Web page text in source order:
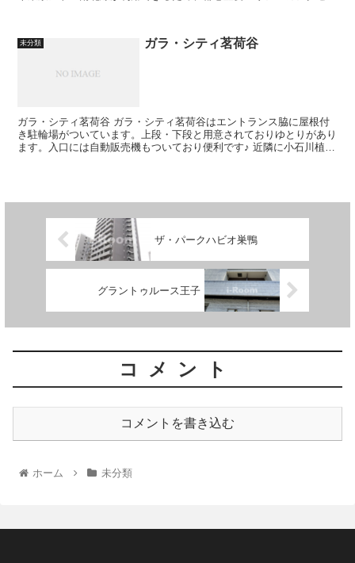
未分類 ガラ・シティ茗荷谷
ガラ・シティ茗荷谷 ガラ・シティ茗荷谷はエントランス脇に屋根付
き駐輪場がついています。上段・下段と用意されておりゆとりがあり
ます。入口には自動販売機もついており便利です♪ 近隣に小石川植物
ザ・パークハビオ巣鴨
グラントゥルース王子
コメント
コメントを書き込む
ホーム 未分類